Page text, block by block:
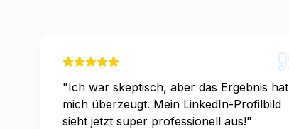
"Ich war skeptisch, aber das Ergebnis hat
mich überzeugt. Mein LinkedIn-Profilbild
sieht jetzt super professionell aus!"